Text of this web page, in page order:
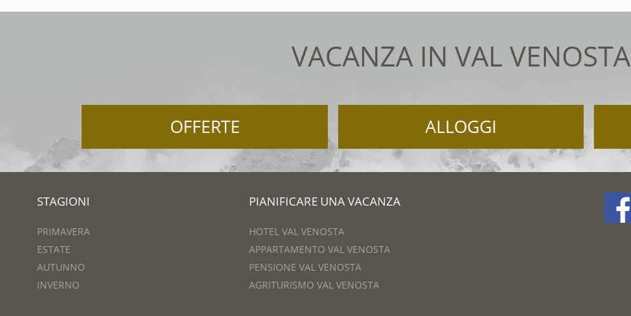
VACANZA IN VAL VENOSTA
OFFERTE ALLOGGI
STAGIONI
PRIMAVERA
ESTATE
AUTUNNO
INVERNO
PIANIFICARE UNA VACANZA
HOTEL VAL VENOSTA
APPARTAMENTO VAL VENOSTA
PENSIONE VAL VENOSTA
AGRITURISMO VAL VENOSTA